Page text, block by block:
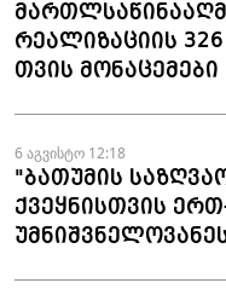
რეალიზაციის
თვის მონაცემები
6 აგვისტო 12:18
"ბათუმის
ქვეყნისთვის